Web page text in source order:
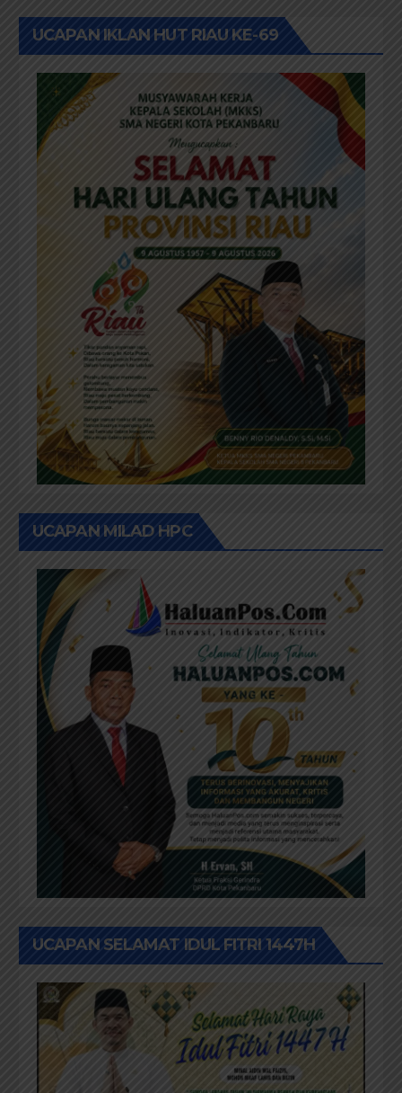
Diprioritaskan
UCAPAN IKLAN HUT RIAU KE-69
UCAPAN MILAD HPC
UCAPAN SELAMAT IDUL FITRI 1447H